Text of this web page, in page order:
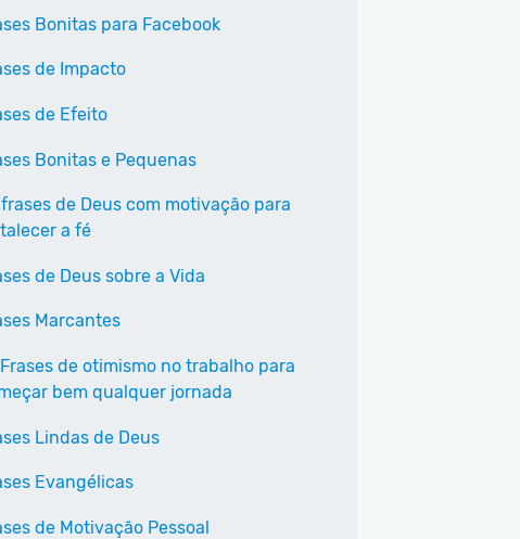
Bonitas para Facebook
de Impacto
de Efeito
Bonitas e Pequenas
de Deus com motivação para
a fé
de Deus sobre a Vida
Marcantes
de otimismo no trabalho para
bem qualquer jornada
Lindas de Deus
Evangélicas
de Motivação Pessoal